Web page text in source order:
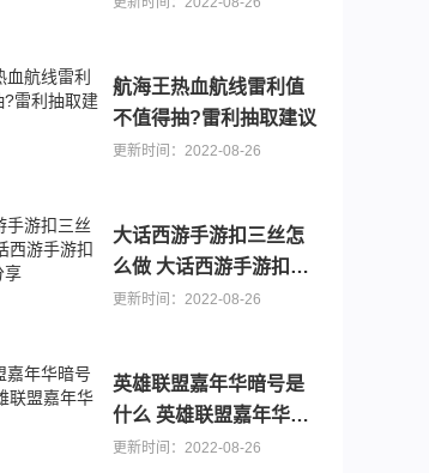
可以送代金卷的手游推荐，主播推荐游戏大全
航海王热血航线雷利值
不值得抽?雷利抽取建议
更新时间：2022-08-26
大话西游手游扣三丝怎
么做 大话西游手游扣三
丝配方分享
更新时间：2022-08-26
英雄联盟嘉年华暗号是
什么 英雄联盟嘉年华暗
号分享
更新时间：2022-08-26